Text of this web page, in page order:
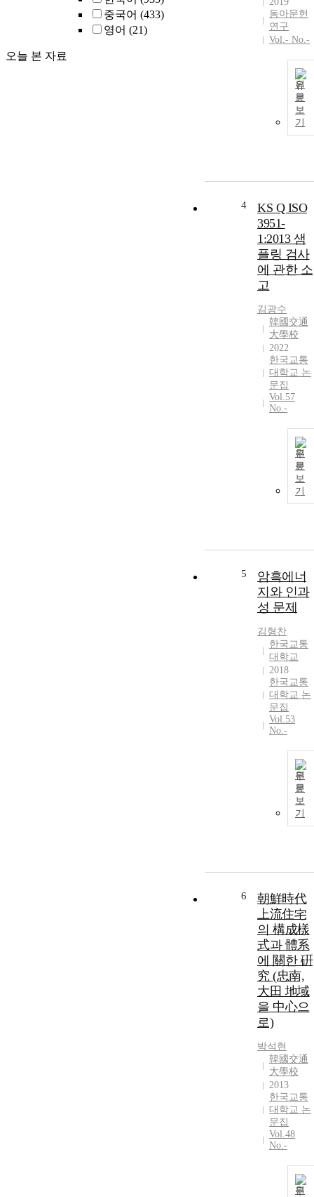
중국어 (433)
영어 (21)
오늘 본 자료
동아문헌
연구
Vol.- No.-
원
문
보
기
4
KS Q ISO
3951-
1:2013 샘
플링 검사
에 관한 소
고
김광수
韓國交通
大學校
2022
한국교통
대학교 논
문집
Vol.57
No.-
원
문
보
기
5
암흑에너
지와 인과
성 문제
김형찬
한국교통
대학교
2018
한국교통
대학교 논
문집
Vol.53
No.-
원
문
보
기
6
朝鮮時代
上流住宅
의 構成樣
式과 體系
에 關한 硏
究 (忠南,
大田 地域
을 中心으
로)
박석현
韓國交通
大學校
2013
한국교통
대학교 논
문집
Vol.48
No.-
원